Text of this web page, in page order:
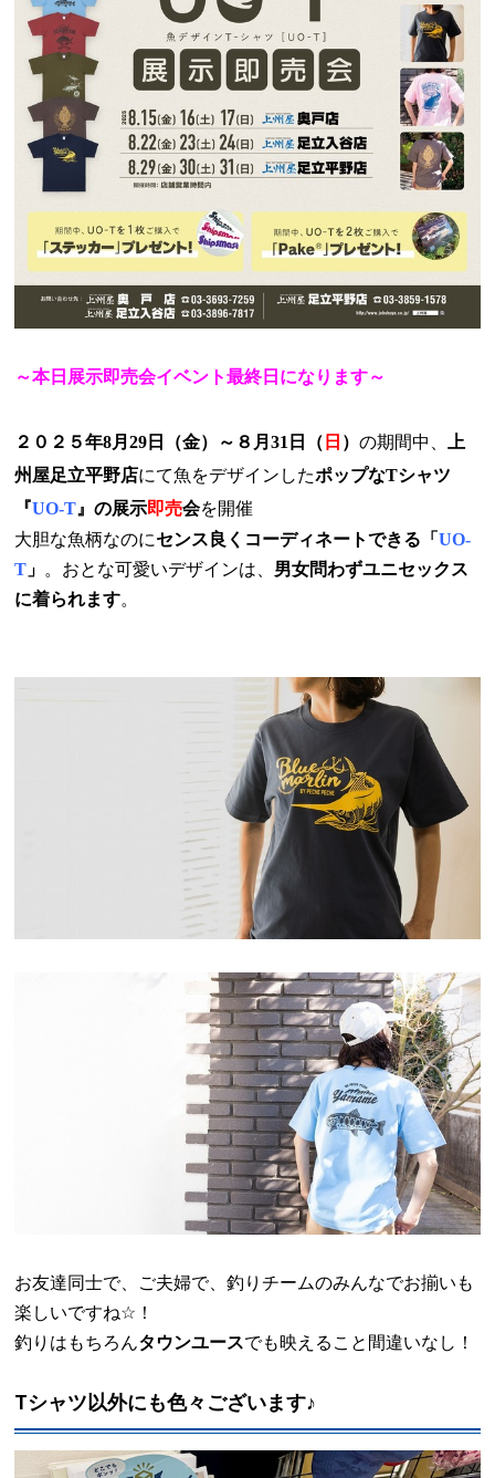
～本日展示即売会イベント最終日になります～
２０２５年8月29 日（金）～８月31 日（ 日 ）の期間中、
上
州屋足立平野店にて魚をデザインしたポップなTシャツ
『UO-T 』の展示即売会を開催
大胆な魚柄なのにセンス良くコーディネートできる「UO-
T 」 。おとな可愛いデザインは、 男女問わずユニセックス
に着られます。
お友達同士で、ご夫婦で、釣りチームのみんなでお揃いも
楽しいですね☆ ！
釣りはもちろんタウンユースでも映えること間違いなし！
Tシャツ以外にも色々ございます♪